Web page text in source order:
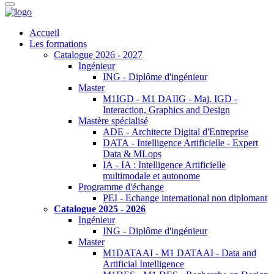
Accueil
Les formations
Catalogue 2026 - 2027
Ingénieur
ING - Diplôme d'ingénieur
Master
M1IGD - M1 DAIIG - Maj. IGD -
Interaction, Graphics and Design
Mastère spécialisé
ADE - Architecte Digital d'Entreprise
DATA - Intelligence Artificielle - Expert
Data & MLops
IA - IA : Intelligence Artificielle
multimodale et autonome
Programme d'échange
PEI - Echange international non diplomant
Catalogue 2025 - 2026
Ingénieur
ING - Diplôme d'ingénieur
Master
M1DATAAI - M1 DATAAI - Data and
Artificial Intelligence